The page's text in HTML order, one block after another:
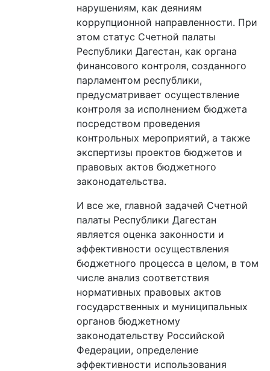
нарушениям, как деяниям
коррупционной направленности. При
этом статус Счетной палаты
Республики Дагестан, как органа
финансового контроля, созданного
парламентом республики,
предусматривает осуществление
контроля за исполнением бюджета
посредством проведения
контрольных мероприятий, а также
экспертизы проектов бюджетов и
правовых актов бюджетного
законодательства.
И все же, главной задачей Счетной
палаты Республики Дагестан
является оценка законности и
эффективности осуществления
бюджетного процесса в целом, в том
числе анализ соответствия
нормативных правовых актов
государственных и муниципальных
органов бюджетному
законодательству Российской
Федерации, определение
эффективности использования